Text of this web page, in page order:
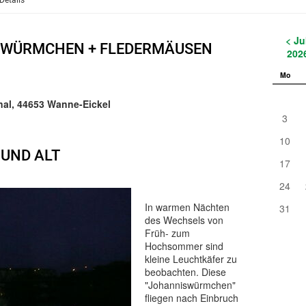
+ FLEDERMÄUSEN
44653 Wanne-Eickel
ALT
In warmen Nächten
des Wechsels von
Früh- zum
Hochsommer sind
kleine Leuchtkäfer zu
beobachten. Diese
"Johanniswürmchen"
fliegen nach Einbruch
<
Mo
3
10
17
24
31